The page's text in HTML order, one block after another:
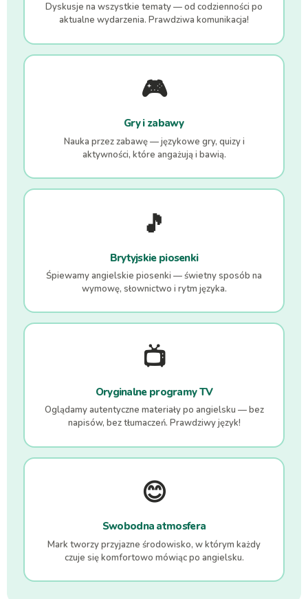
Dyskusje na wszystkie tematy — od codzienności po
aktualne wydarzenia. Prawdziwa komunikacja!
🎮
Gry i zabawy
Nauka przez zabawę — językowe gry, quizy i
aktywności, które angażują i bawią.
🎵
Brytyjskie piosenki
Śpiewamy angielskie piosenki — świetny sposób na
wymowę, słownictwo i rytm języka.
📺
Oryginalne programy TV
Oglądamy autentyczne materiały po angielsku — bez
napisów, bez tłumaczeń. Prawdziwy język!
😊
Swobodna atmosfera
Mark tworzy przyjazne środowisko, w którym każdy
czuje się komfortowo mówiąc po angielsku.